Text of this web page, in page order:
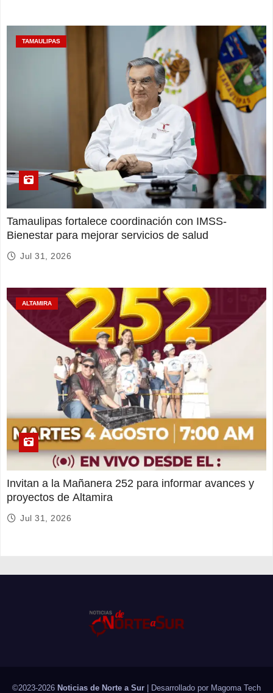
TAMAULIPAS
Tamaulipas fortalece coordinación con IMSS-
Bienestar para mejorar servicios de salud
Jul 31, 2026
ALTAMIRA
Invitan a la Mañanera 252 para informar avances y
proyectos de Altamira
Jul 31, 2026
©2023-2026 Noticias de Norte a Sur | Desarrollado por Magoma Tech